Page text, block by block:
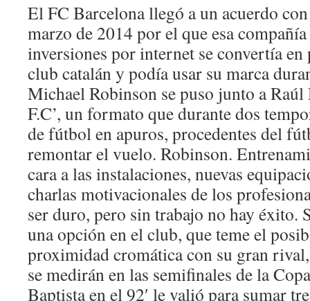
El FC Barcelona llegó a un acuerdo
marzo de 2014 por el que esa
inversiones por internet se convertía
club catalán y podía usar su marca
Michael Robinson se puso junto a Raúl
F.C’, un formato que durante dos
de fútbol en apuros, procedentes del
remontar el vuelo. Robinson.
cara a las instalaciones, nuevas
charlas motivacionales de los
ser duro, pero sin trabajo no hay éxito.
una opción en el club, que teme el
proximidad cromática con su gran
se medirán en las semifinales de la
Baptista en el 92′ le valió para sumar